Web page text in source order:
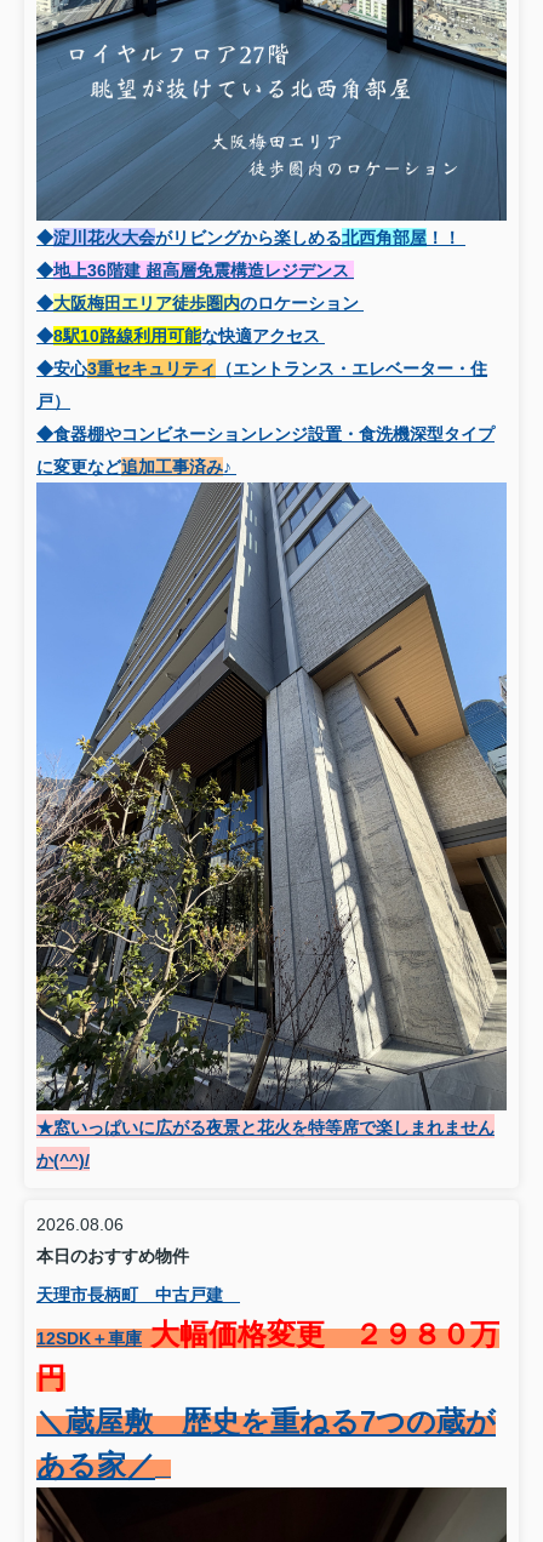
◆淀川花火大会がリビングから楽しめる北西角部屋 ！！
◆地上36階建 超高層免震構造レジデンス
◆大阪梅田エリア徒歩圏内のロケーション
◆8駅10路線利用可能な快適アクセス
◆安心3重セキュリティ
（エントランス・エレベーター・住
戸）
◆食器棚やコンビネーションレンジ設置・食洗機深型タイプ
に変更など追加工事済み♪
★窓いっぱいに広がる夜景と花火を特等席で楽しまれません
か(^^)/
2026.08.06
本日のおすすめ物件
天理市長柄町 中古戸建
12SDK＋車庫 大幅価格変更 ２９８０万
円
＼蔵屋敷 歴史を重ねる7つの蔵が
ある家／